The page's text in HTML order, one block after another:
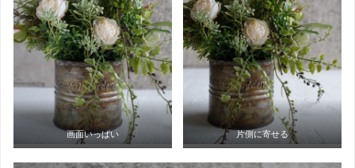
画面いっぱい 片側に寄せる